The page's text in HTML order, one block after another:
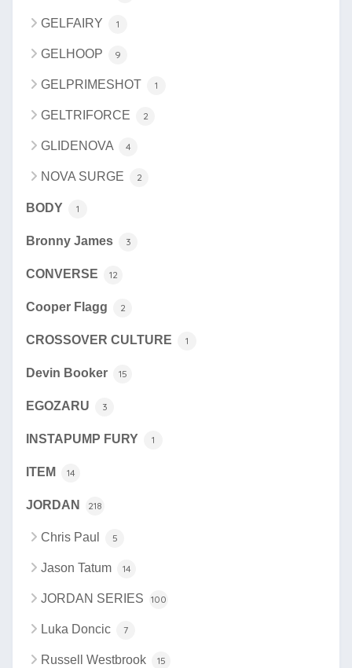
GELFAIRY 1
GELHOOP 9
GELPRIMESHOT 1
GELTRIFORCE 2
GLIDENOVA 4
NOVA SURGE 2
BODY 1
Bronny James 3
CONVERSE 12
Cooper Flagg 2
CROSSOVER CULTURE 1
Devin Booker 15
EGOZARU 3
INSTAPUMP FURY 1
ITEM 14
JORDAN 218
Chris Paul 5
Jason Tatum 14
JORDAN SERIES 100
Luka Doncic 7
Russell Westbrook 15